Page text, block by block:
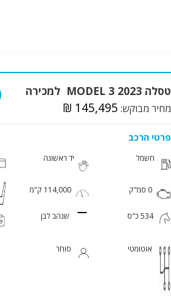
טסלה MODEL 3 2023 למכירה
מחיר מבוקש: ₪ 145,495
פרטי הרכב
חשמל יד ראשונה
0 סמ"ק 114,000 ק"מ
534 כ"ס שנהב לבן
אוטומטי סוחר